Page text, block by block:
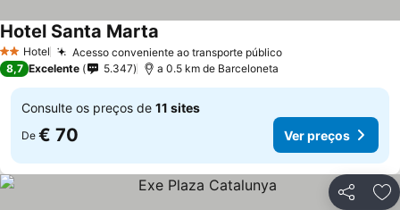
2 Estrelas
Hotel Acesso conveniente ao transporte públicoVer preços
Hotel Santa Marta
8,7 Excelente 5.347 a 0.5 km de Barceloneta
Consulte os preços de 11 sites
De € 70 Ver preços
Partilhar